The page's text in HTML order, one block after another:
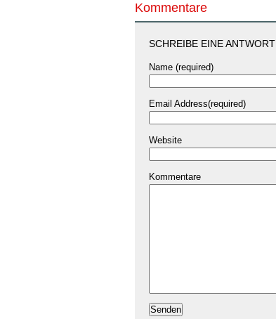
Kommentare
SCHREIBE EINE ANTWORT
Name (required)
Email Address(required)
Website
Kommentare